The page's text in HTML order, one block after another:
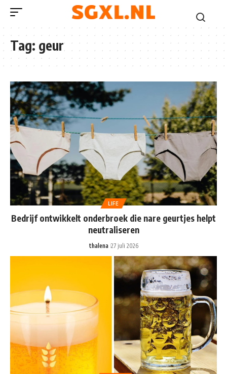
Tag: geur
LIFE
Bedrijf ontwikkelt onderbroek die nare geurtjes helpt
neutraliseren
thalena 27 juli 2026